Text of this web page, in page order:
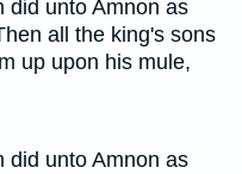
did unto Amnon as
all the king's sons
up upon his mule,
did unto Amnon as